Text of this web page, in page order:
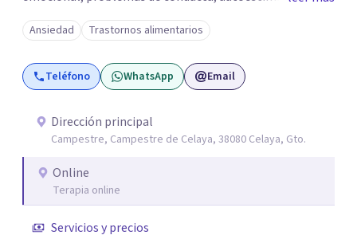
desarrollo de habilidades sociales y emocionales en
población infantil y juvenil. Me mantengo en constante
formación y actualización para brindar el
acompañamiento más efectivo a cada persona. Ofrezco
alimentación consciente, adaptado a las necesidades de
cada paciente y su familia. Atiendo de forma online.
Puedes reservar tu primera sesión directamente desde mi
perfil.
Ansiedad Trastornos alimentarios
Teléfono WhatsApp Email
Dirección principal
Campestre, Campestre de Celaya, 38080 Celaya, Gto.
Online
Terapia online
Servicios y precios